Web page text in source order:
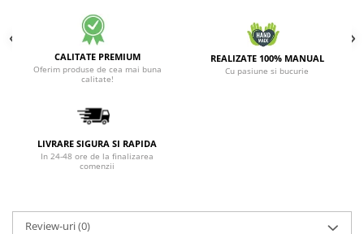
CALITATE PREMIUM
Oferim produse de cea mai buna
calitate!
REALIZATE 100% MANUAL
Cu pasiune si bucurie
LIVRARE SIGURA SI RAPIDA
In 24-48 ore de la finalizarea
comenzii
Review-uri(0)